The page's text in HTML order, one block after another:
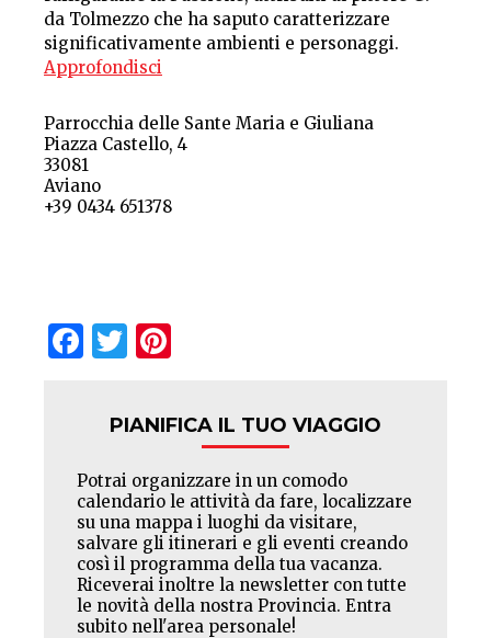
da Tolmezzo che ha saputo caratterizzare
significativamente ambienti e personaggi.
Approfondisci
Parrocchia delle Sante Maria e Giuliana
Piazza Castello, 4
33081
Aviano
+39 0434 651378
Facebook
Twitter
PIANIFICA IL TUO VIAGGIO
Potrai organizzare in un comodo
calendario le attività da fare, localizzare
su una mappa i luoghi da visitare,
salvare gli itinerari e gli eventi creando
così il programma della tua vacanza.
Riceverai inoltre la newsletter con tutte
le novità della nostra Provincia. Entra
subito nell'area personale!